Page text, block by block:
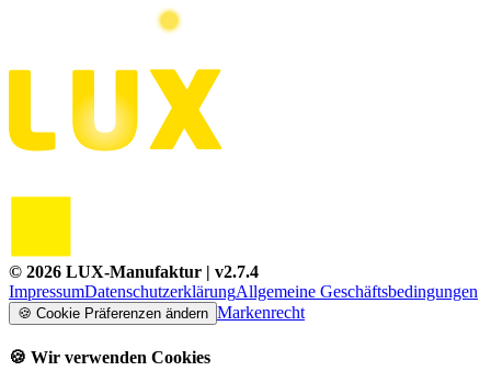
© 2026 LUX-Manufaktur | v2.7.4
ImpressumDatenschutzerklärungAllgemeine Geschäftsbedingungen
🍪 Cookie Präferenzen ändern Markenrecht
🍪 Wir verwenden Cookies